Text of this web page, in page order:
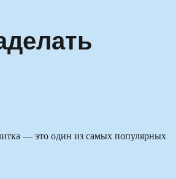
— это один из самых популярных